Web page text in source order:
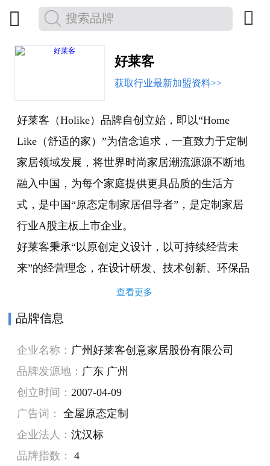
 
好莱客
获取行业最新加盟资料>>
好莱客（Holike）品牌自创立始，即以“Home
Like（舒适的家）”为信念追求，一直致力于定制
家居领域发展，将世界时尚家居潮流源源不断地
融入中国，为每个家庭提供更具品质的生活方
式，是中国“原态定制家居倡导者”，是定制家居
行业A股主板上市企业。
好莱客秉承“以原创定义设计，以可持续经营未
来”的经营理念，在设计研发、技术创新、环保品
质、生产制造等领域精益求精：签约中国国家大
剧院总设计师保罗·安德鲁为好莱客品牌形象代言
获得者吴作光等为好莱客设计产品；行业内率先
采用领先的“基材甲醛零添加”原态环保板材；从
德国、意大利、加拿大等国家引进世界一流的 “智
造系统”……确保每一个风格的设计水准，每一块
板材的环保品质，每一款产品的精湛工艺。
作为“原态生活”的倡导者，好莱客不仅为顾客贡
查看更多
品牌信息
企业名称： 广州好莱客创意家居股份有限公司
品牌发源地： 广东 广州
创立时间： 2007-04-09
广告词： 全屋原态定制
企业法人： 沈汉标
品牌指数： 4